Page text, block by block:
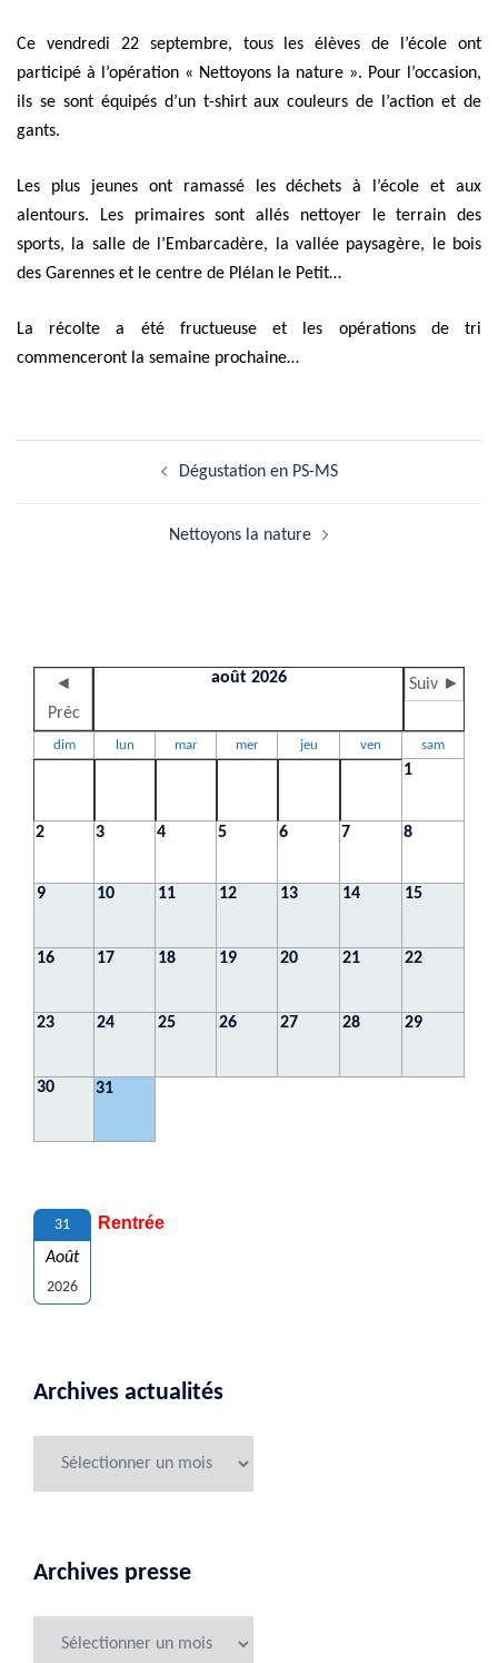
actu_20170922_17
Ce vendredi 22 septembre, tous les élèves de l’école ont
participé à l’opération « Nettoyons la nature ». Pour l’occasion,
ils se sont équipés d’un t-shirt aux couleurs de l’action et de
gants.
Les plus jeunes ont ramassé les déchets à l’école et aux
alentours. Les primaires sont allés nettoyer le terrain des
sports, la salle de l’Embarcadère, la vallée paysagère, le bois
des Garennes et le centre de Plélan le Petit…
La récolte a été fructueuse et les opérations de tri
commenceront la semaine prochaine…
Dégustation en PS-MS
Nettoyons la nature
◄
Préc
août 2026 Suiv ►
dim lun mar mer jeu ven sam
1
2 3 4 5 6 7 8
9 10 11 12 13 14 15
16 17 18 19 20 21 22
23 24 25 26 27 28 29
30 31
31
Août
2026
Rentrée
Archives actualités
Archives presse